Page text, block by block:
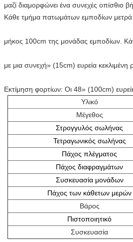
μαζί διαμορφώνει ένα συνεχές οπίσθιο
Κάθε τμήμα πατωμάτων εμποδίων
μήκος 100cm της μονάδας εμποδίων.
με μια συνεχή» (15cm) ευρεία
Εκτίμηση φορτίων: Οι 48» (100cm)
Υλικό
Μέγεθος
Στρογγυλός σωλήνας
Τετραγωνικός σωλήνας
Πάχος πλέγματος
Πάχος διαφραγμάτων
Συσκευασία μονάδων
Πάχος των κάθετων μερών
Βάρος
Πιστοποιητικό
Συσκευασία